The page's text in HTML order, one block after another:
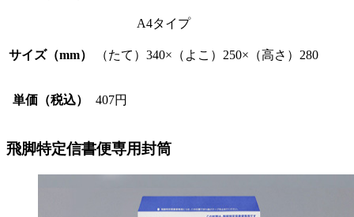
A4タイプ
サイズ（mm） （たて）340×（よこ）250×（高さ）280
単価（税込） 407円
飛脚特定信書便専用封筒